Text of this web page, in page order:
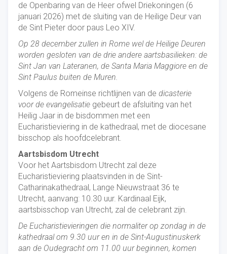
de Openbaring van de Heer ofwel Driekoningen (6
januari 2026) met de sluiting van de Heilige Deur van
de Sint Pieter door paus Leo XIV.
Op 28 december zullen in Rome wel de Heilige Deuren
worden gesloten van de drie andere aartsbasilieken: de
Sint Jan van Lateranen, de Santa Maria Maggiore en de
Sint Paulus buiten de Muren.
Volgens de Romeinse richtlijnen van de dicasterie
voor de evangelisatie gebeurt de afsluiting van het
Heilig Jaar in de bisdommen met een
Eucharistieviering in de kathedraal, met de diocesane
bisschop als hoofdcelebrant.
Aartsbisdom Utrecht
Voor het Aartsbisdom Utrecht zal deze
Eucharistieviering plaatsvinden in de Sint-
Catharinakathedraal, Lange Nieuwstraat 36 te
Utrecht, aanvang: 10.30 uur. Kardinaal Eijk,
aartsbisschop van Utrecht, zal de celebrant zijn.
De Eucharistievieringen die normaliter op zondag in de
kathedraal om 9.30 uur en in de Sint-Augustinuskerk
aan de Oudegracht om 11.00 uur beginnen, komen